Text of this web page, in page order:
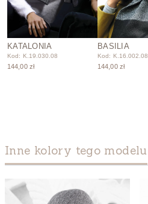
KATALONIA
Kod: K.19.030.08
144,00 zł
BASILIA
Kod: K.16.002.08
144,00 zł
Inne kolory tego modelu